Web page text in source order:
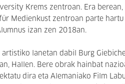
Krems zentroan. Era berean,
Medienkust zentroan parte hartu
izan zen 2018an.
artistiko lanetan dabil Burg
Hallen. Bere obrak hainbat
dira eta Alemaniako Film